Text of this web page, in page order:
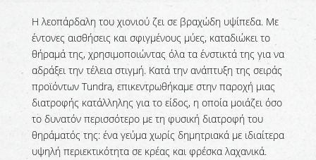
Η λεοπάρδαλη του χιονιού ζει σε βραχώδη υψίπεδα. Με
έντονες αισθήσεις και σφιγμένους μύες, καταδιώκει το
θήραμά της, χρησιμοποιώντας όλα τα ένστικτά της για να
αδράξει την τέλεια στιγμή. Κατά την ανάπτυξη της σειράς
προϊόντων Tundra, επικεντρωθήκαμε στην παροχή μιας
διατροφής κατάλληλης για το είδος, η οποία μοιάζει όσο
το δυνατόν περισσότερο με τη φυσική διατροφή του
θηράματός της: ένα γεύμα χωρίς δημητριακά με ιδιαίτερα
υψηλή περιεκτικότητα σε κρέας και φρέσκα λαχανικά.